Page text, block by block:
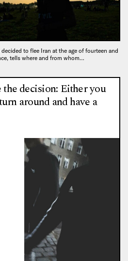
to flee Iran at the age of fourteen and
tells where and from whom…
the decision: Either you
around and have a